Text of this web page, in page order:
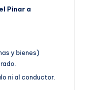
Pinar a
y bienes)
ni al conductor.